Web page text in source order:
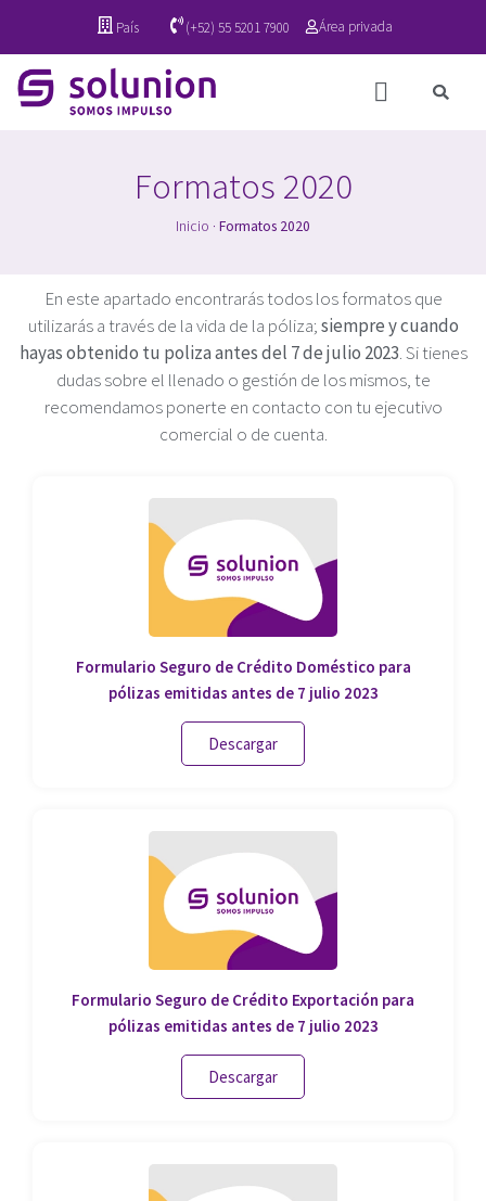
País (+52) 55 5201 7900 Área privada
Formatos 2020
Inicio · Formatos 2020
En este apartado encontrarás todos los formatos que
utilizarás a través de la vida de la póliza;siempre y cuando
hayas obtenido tu poliza antes del 7 de julio 2023. Si tienes
dudas sobre el llenado o gestión de los mismos, te
recomendamos ponerte en contacto con tu ejecutivo
comercial o de cuenta.
Formulario Seguro de Crédito Doméstico para
pólizas emitidas antes de 7 julio 2023
Descargar
Formulario Seguro de Crédito Exportación para
pólizas emitidas antes de 7 julio 2023
Descargar